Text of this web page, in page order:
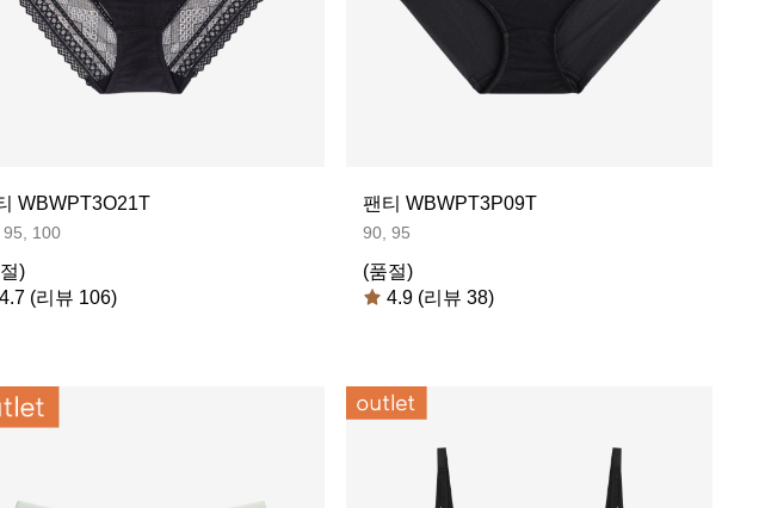
WBWPT3O21T
95, 100
)
4.7 (리뷰 106)
팬티 WBWPT3P09T
90, 95
(품절)
4.9 (리뷰 38)